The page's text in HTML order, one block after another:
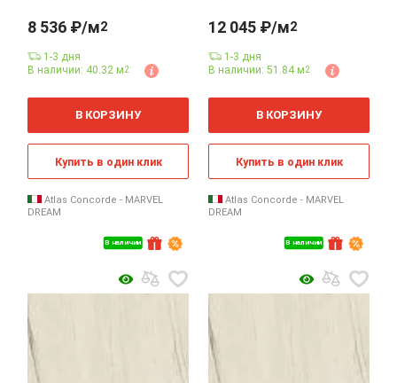
В наличии
8 536 ₽/м2
1-3 дня
В наличии: 40.32 м2
м
В КОРЗИНУ
Купить в один клик
Atlas Concorde - MARVEL
DREAM
В наличии
12 045 ₽/м2
1-3 дня
В наличии: 51.84 м2
м
В КОРЗИНУ
Купить в один клик
Atlas Concorde - MARVEL
DREAM